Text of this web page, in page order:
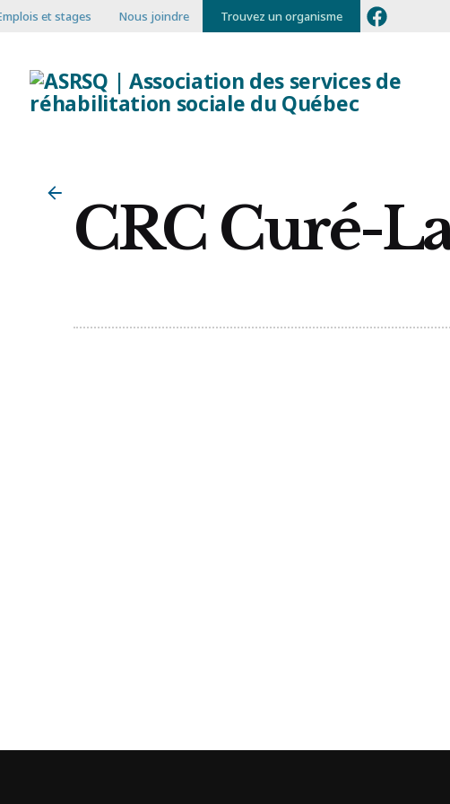
et stages Nous joindre Trouvez un organisme
CRC Curé-